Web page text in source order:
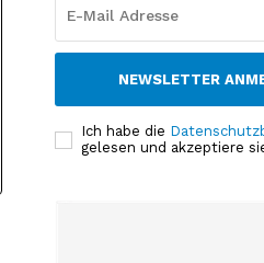
NEWSLETTER
Ich habe die
gelesen und akzeptiere